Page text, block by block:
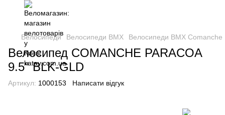
Велосипеди Велосипеди BMX Велосипеди BMX Comanche
Велосипед COMANCHE PARACOA
9.5" BLK-GLD
Артикул: 1000153 Написати відгук